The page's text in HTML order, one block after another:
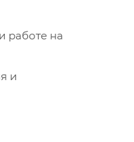
работе на
и